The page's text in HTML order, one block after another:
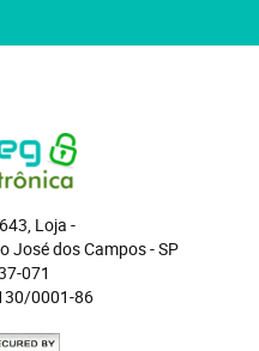
Loja -
José dos Campos - SP
071
0001-86